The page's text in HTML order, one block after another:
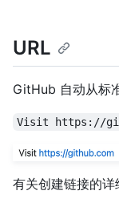
URL
GitHub 自动从标
Visit https://
有关创建链接的详